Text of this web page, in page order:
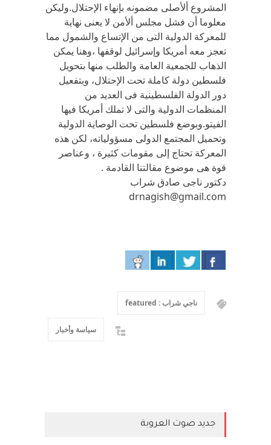
المشروع ألأصلى مضمونه بإنهاء الإحتلال.وليكن
معلوما أن فشل مجلس ألأمن لا يعنى نهاية
للمعركة الدولية التى من الإتساع والشمول مما
تعجز معه أمريكا وإسرائيل لوقفها ،وهنا يمكن
الذهاب للجمعية العامة والطلب منها بتحويل
فلسطين دولة كاملة تحت الإحتلال، وبتفعيل
دور الدولة الفلسطينية فى العديد من
المنظمات الدولية والتى لا تملك أمريكا فيها
الفيتو.وبوضع فلسطين تحت الوصاية الدولية
وتحميل المجتمع الدولى مسؤولياته، لكن هذه
المعركة تحتاج إلى مقومات كثيرة ، وعناصر
قوة هى موضوع مقالتنا القادمة .
دكتور ناجى صادق شراب
drnagish@gmail.com
ناجي شراب : featured
سياسة وأخبار
جديد صوت العروبة